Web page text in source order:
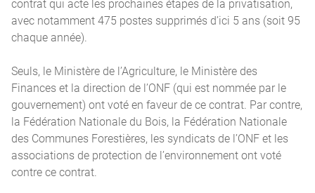
contrat qui acte les prochaines étapes de la privatisation,
avec notamment 475 postes supprimés d’ici 5 ans (soit 95
chaque année).
Seuls, le Ministère de l’Agriculture, le Ministère des
Finances et la direction de l’ONF (qui est nommée par le
gouvernement) ont voté en faveur de ce contrat. Par contre,
la Fédération Nationale du Bois, la Fédération Nationale
des Communes Forestières, les syndicats de l’ONF et les
associations de protection de l’environnement ont voté
contre ce contrat.